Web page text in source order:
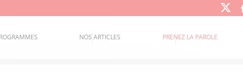
NOS ARTICLES PRENEZ LA PAROLE